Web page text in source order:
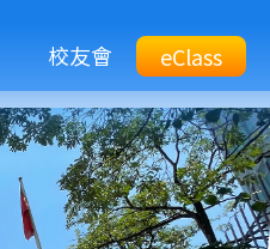
校友會
Top
eClass
Btn
eClass